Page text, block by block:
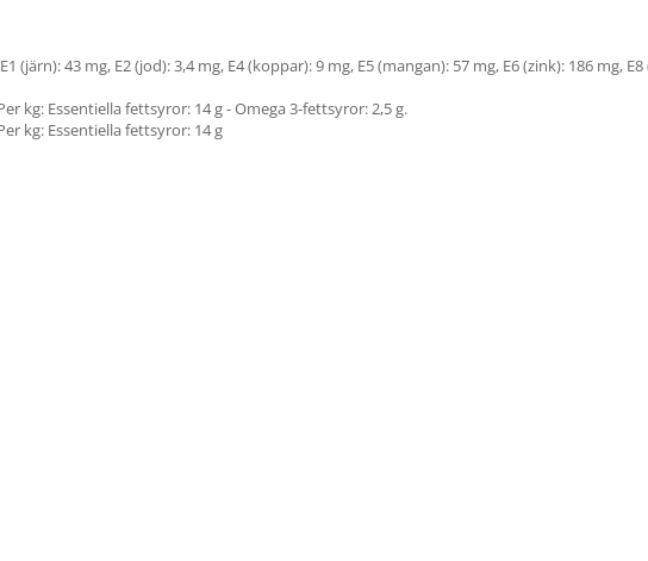
(järn): 43 mg, E2 (jod): 3,4 mg, E4 (koppar): 9 mg, E5 (mangan): 57 mg, E6 (zink): 186 mg,
kg: Essentiella fettsyror: 14 g - Omega 3-fettsyror: 2,5 g.
kg: Essentiella fettsyror: 14 g